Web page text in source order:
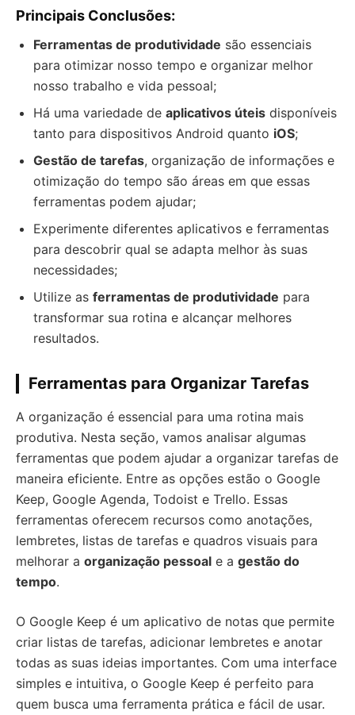
Principais Conclusões:
Ferramentas de produtividade são essenciais
para otimizar nosso tempo e organizar melhor
nosso trabalho e vida pessoal;
Há uma variedade de aplicativos úteis disponíveis
tanto para dispositivos Android quanto iOS;
Gestão de tarefas, organização de informações e
otimização do tempo são áreas em que essas
ferramentas podem ajudar;
Experimente diferentes aplicativos e ferramentas
para descobrir qual se adapta melhor às suas
necessidades;
Utilize as ferramentas de produtividade para
transformar sua rotina e alcançar melhores
resultados.
Ferramentas para Organizar Tarefas
A organização é essencial para uma rotina mais
produtiva. Nesta seção, vamos analisar algumas
ferramentas que podem ajudar a organizar tarefas de
maneira eficiente. Entre as opções estão o Google
Keep, Google Agenda, Todoist e Trello. Essas
ferramentas oferecem recursos como anotações,
lembretes, listas de tarefas e quadros visuais para
melhorar a organização pessoal e a gestão do
tempo.
O Google Keep é um aplicativo de notas que permite
criar listas de tarefas, adicionar lembretes e anotar
todas as suas ideias importantes. Com uma interface
simples e intuitiva, o Google Keep é perfeito para
quem busca uma ferramenta prática e fácil de usar.